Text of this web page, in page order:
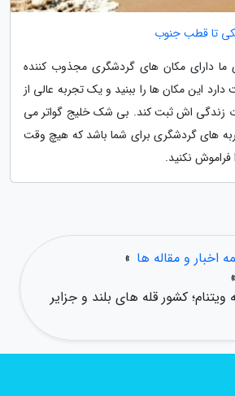
تا قطب جنوب
ما دارای مکان های گردشگری مجذوب کننده
این مکان ها را ببنید و یک تجربه عالی از
زندگی اش ثبت کند. بی شک خلیج گواتر می
های گردشگری برای شما باشد که هیچ وقت
نکنید.
اخبار و مقاله ها »
»
کشور قله های بلند و جزایر